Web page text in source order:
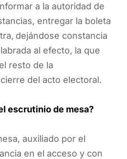
a la autoridad de
entregar la boleta
dejándose constancia
al efecto, la que
resto de la
del acto electoral.
escrutinio de mesa?
auxiliado por el
en el acceso y con